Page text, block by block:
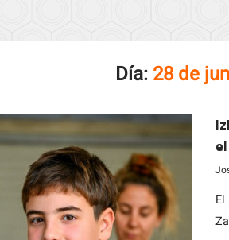
Día: 28 de